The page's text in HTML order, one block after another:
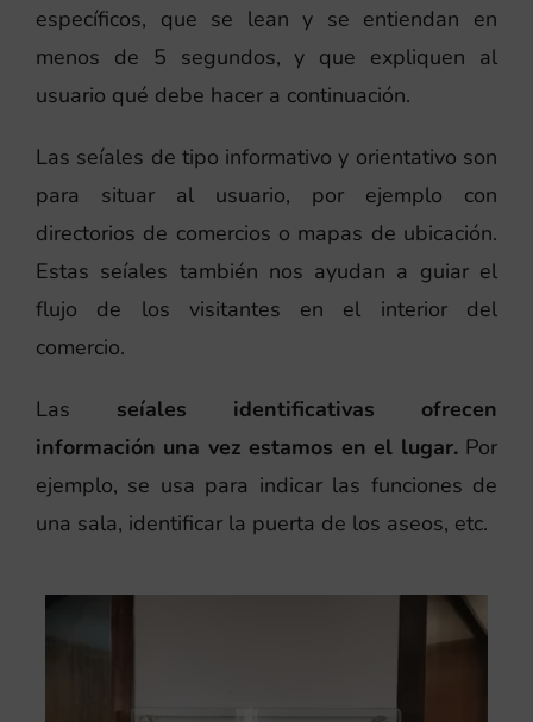
específicos, que se lean y se entiendan en
menos de 5 segundos, y que expliquen al
usuario qué debe hacer a continuación.
Las seíales de tipo informativo y orientativo son
para situar al usuario, por ejemplo con
directorios de comercios o mapas de ubicación.
Estas seíales también nos ayudan a guiar el
flujo de los visitantes en el interior del
comercio.
Las seíales identificativas ofrecen
información una vez estamos en el lugar.Por
ejemplo, se usa para indicar las funciones de
una sala, identificar la puerta de los aseos, etc.